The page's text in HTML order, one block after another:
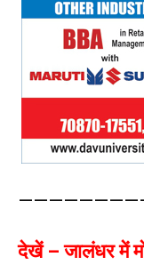
देखें – जालंधर में